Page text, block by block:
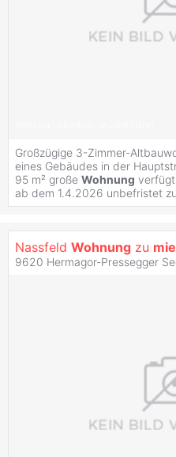
Großzügige 3-Zimmer-
eines Gebäudes in der
95 m² große Wohnung verfügt
ab dem 1.4.2026 unbefristet zu
Nassfeld Wohnung zu
9620 Hermagor-Pressegger